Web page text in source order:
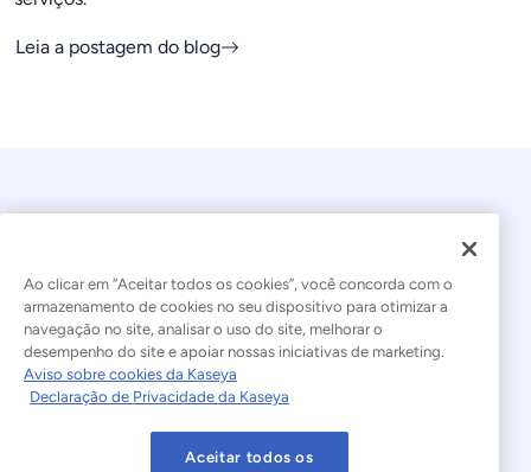
Leia a postagem do blog
© 2026 Kaseya. Todos os direitos reservados.
Português Brasileiro
Declaração sobre a Escravidão Moderna
Ao clicar em “Aceitar todos os cookies”, você concorda com o
armazenamento de cookies no seu dispositivo para otimizar a
navegação no site, analisar o uso do site, melhorar o
desempenho do site e apoiar nossas iniciativas de marketing.
Aviso sobre cookies da Kaseya
Declaração de Privacidade da Kaseya
Aceitar todos os